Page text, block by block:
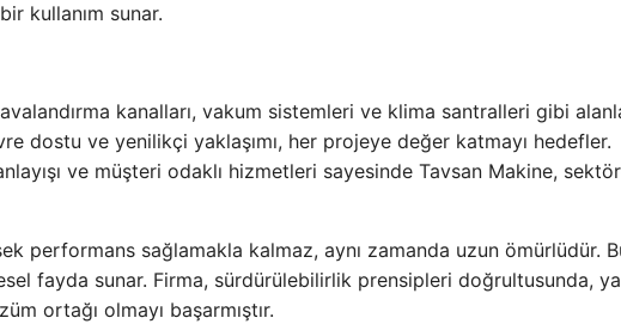
kullanım sunar.
kanalları, vakum sistemleri ve klima santralleri gibi
dostu ve yenilikçi yaklaşımı, her projeye değer katmayı hedefler.
ve müşteri odaklı hizmetleri sayesinde Tavsan Makine,
performans sağlamakla kalmaz, aynı zamanda uzun ömürlüdür.
fayda sunar. Firma, sürdürülebilirlik prensipleri doğrultusunda,
ortağı olmayı başarmıştır.